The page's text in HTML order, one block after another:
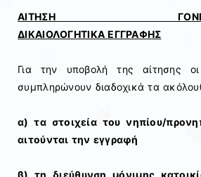
ΑΙΤΗΣΗ ΓΟΝΕΩΝ/
ΔΙΚΑΙΟΛΟΓΗΤΙΚΑ ΕΓΓΡΑΦΗΣ
Για την υποβολή της αίτησης οι
συμπληρώνουν διαδοχικά τα
α) τα στοιχεία του νηπίου/
αιτούνται την εγγραφή